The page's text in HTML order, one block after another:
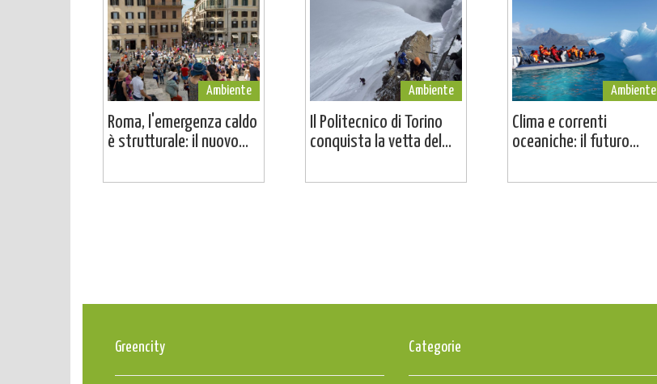
Ambiente
Roma, l'emergenza caldo
è strutturale: il nuovo...
Ambiente
Il Politecnico di Torino
conquista la vetta del...
Ambiente
Clima e correnti
oceaniche: il futuro...
Greencity Categorie